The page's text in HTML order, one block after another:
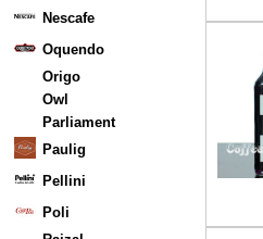
Nescafe
Oquendo
Origo
Owl
Parliament
Paulig
Pellini
Poli